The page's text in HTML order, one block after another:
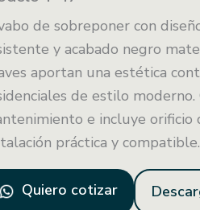
de sobreponer con
y acabado negro
aportan una estética
de estilo
e incluye orificio
práctica y compatible.
Quiero cotizar